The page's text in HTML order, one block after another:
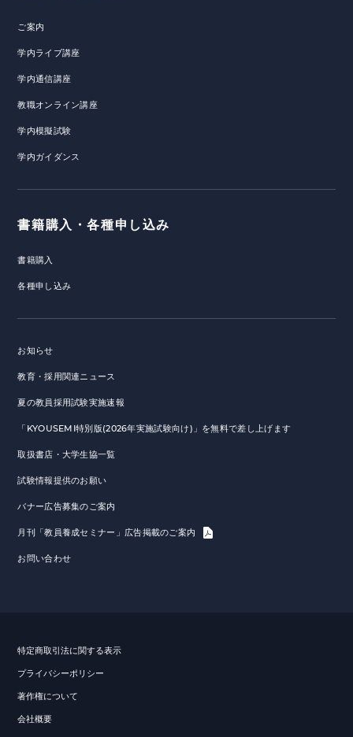
ご案内
学内ライブ講座
学内通信講座
教職オンライン講座
学内模擬試験
学内ガイダンス
書籍購入・各種申し込み
書籍購入
各種申し込み
お知らせ
教育・採用関連ニュース
夏の教員採用試験実施速報
「KYOUSEMI特別版(2026年実施試験向け)」を無料で差し上げます
取扱書店・大学生協一覧
試験情報提供のお願い
バナー広告募集のご案内
月刊「教員養成セミナー」広告掲載のご案内
お問い合わせ
特定商取引法に関する表示
プライバシーポリシー
著作権について
会社概要